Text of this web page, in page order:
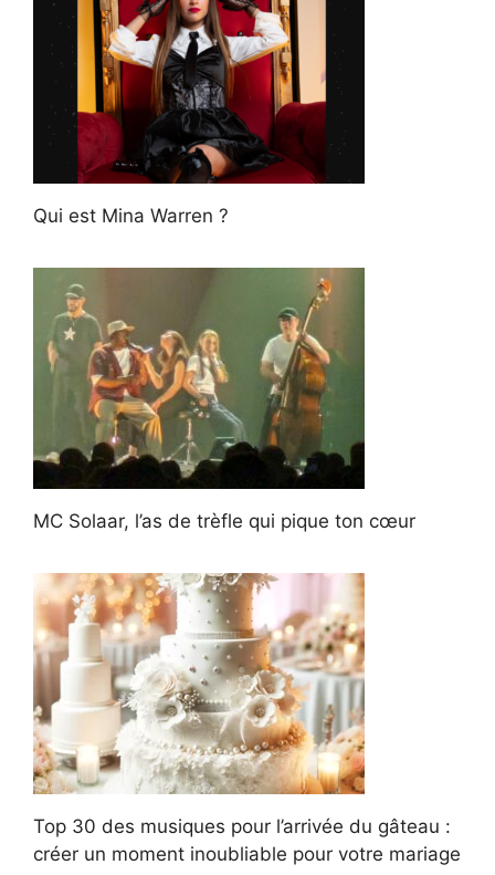
Qui est Mina Warren ?
MC Solaar, l’as de trèfle qui pique ton cœur
Top 30 des musiques pour l’arrivée du gâteau :
créer un moment inoubliable pour votre mariage